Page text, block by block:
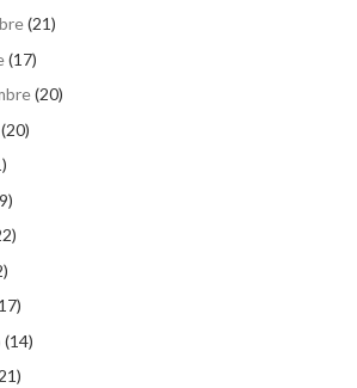
(21)
(17)
(20)
(20)
(14)